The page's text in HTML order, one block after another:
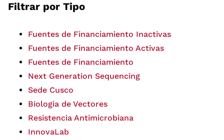
Filtrar por Tipo
Fuentes de Financiamiento Inactivas
Fuentes de Financiamiento Activas
Fuentes de Financiamiento
Next Generation Sequencing
Sede Cusco
Biologia de Vectores
Resistencia Antimicrobiana
InnovaLab